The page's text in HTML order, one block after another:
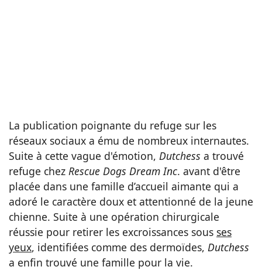
La publication poignante du refuge sur les
réseaux sociaux a ému de nombreux internautes.
Suite à cette vague d'émotion, Dutchess a trouvé
refuge chez Rescue Dogs Dream Inc. avant d'être
placée dans une famille d’accueil aimante qui a
adoré le caractère doux et attentionné de la jeune
chienne. Suite à une opération chirurgicale
réussie pour retirer les excroissances sous ses
yeux, identifiées comme des dermoïdes, Dutchess
a enfin trouvé une famille pour la vie.